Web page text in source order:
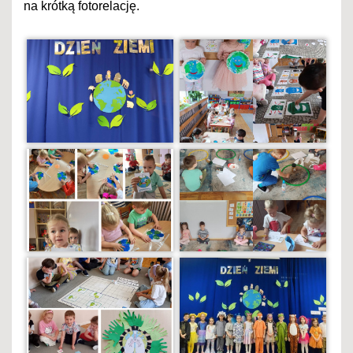
na krótką fotorelację.